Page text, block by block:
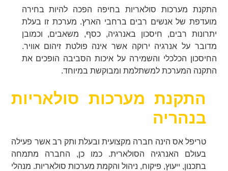
התקנת מערכות סולאריות בחיפה הפכה להיות בחירה
מועדפת של אנשים רבים ברחבי הארץ. מערכת זו בעלת
יתרונות רבים, חיסכון באנרגיה, כסף, משאבים, וכמובן
מדובר על אנרגיה ירוקה אשר אינה פולטת זיהום אוויר.
החיסכון הכלכלי והשמירה על איכות הסביבה הופכים את
התקנה המערכת למשתלמת ומבוקשת במיוחד.
התקנת מערכות סולאריות
בנהריה
טריפל אס הינה חברה מקצועית ובעלת ותק רב אשר פעילה
בעולם האנרגיה הסולארית. כמו כן, החברה מתמחה
בתכנון, ייעוץ, פיקוח, ניהול והקמת מערכות סולאריות. מנהלי